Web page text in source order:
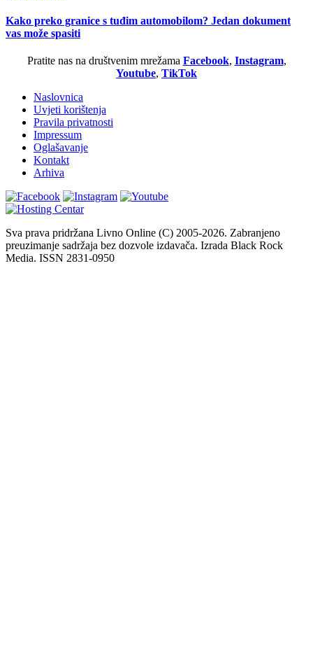
Kako preko granice s tuđim automobilom? Jedan dokument
vas može spasiti
Pratite nas na društvenim mrežama Facebook, Instagram,
Youtube, TikTok
Naslovnica
Uvjeti korištenja
Pravila privatnosti
Impressum
Oglašavanje
Kontakt
Arhiva
Sva prava pridržana Livno Online (C) 2005-2026. Zabranjeno
preuzimanje sadržaja bez dozvole izdavača. Izrada Black Rock
Media. ISSN 2831-0950